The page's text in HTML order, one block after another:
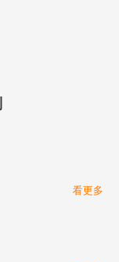
看更多